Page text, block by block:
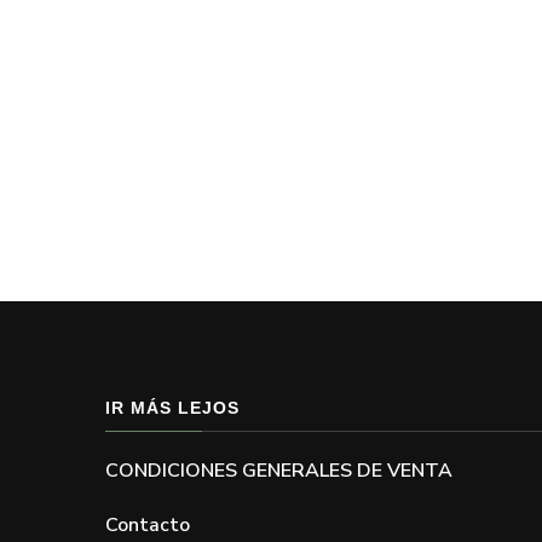
IR MÁS LEJOS
CONDICIONES GENERALES DE VENTA
Contacto